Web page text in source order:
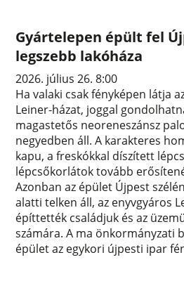
Gyártelepen épült fel
legszebb lakóháza
2026. július 26. 8:00
Ha valaki csak fényképen látja
Leiner-házat, joggal
magastetős neoreneszánsz
negyedben áll. A karakteres
kapu, a freskókkal díszített
lépcsőkorlátok tovább
Azonban az épület Újpest
alatti telken áll, az enyvgyáros
építtették családjuk és az
számára. A ma önkormányzati
épület az egykori újpesti ipar